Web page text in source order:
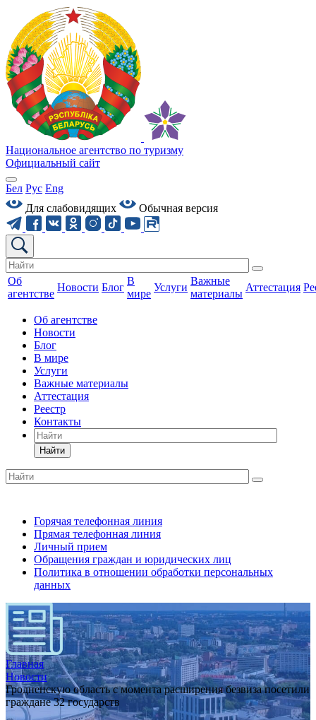
Национальное агентство по туризму
Официальный сайт
Бел Рус Eng
Для слабовидящих
Обычная версия
Об
агентстве
Новости Блог
В
мире
Услуги
Важные
материалы
Аттестация
Об агентстве
Новости
Блог
В мире
Услуги
Важные материалы
Аттестация
Реестр
Контакты
Найти
Горячая телефонная линия
Прямая телефонная линия
Личный прием
Обращения граждан и юридических лиц
Политика в отношении обработки персональных
данных
Главная
Новости
Гродненскую область с момента расширения безвиза посетили
граждане 32 государств